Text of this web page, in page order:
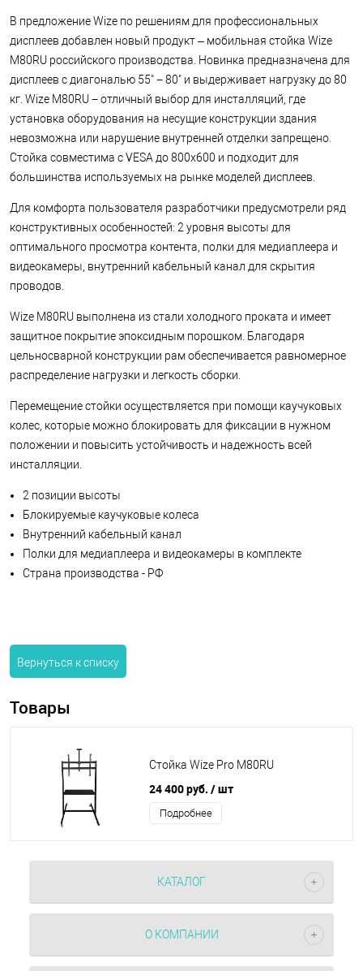
В предложение Wize по решениям для профессиональных
дисплеев добавлен новый продукт – мобильная стойка Wize
M80RU российского производства. Новинка предназначена для
дисплеев с диагональю 55" − 80" и выдерживает нагрузку до 80
кг. Wize M80RU − отличный выбор для инсталляций, где
установка оборудования на несущие конструкции здания
невозможна или нарушение внутренней отделки запрещено.
Стойка совместима с VESA до 800x600 и подходит для
большинства используемых на рынке моделей дисплеев.
Для комфорта пользователя разработчики предусмотрели ряд
конструктивных особенностей: 2 уровня высоты для
оптимального просмотра контента, полки для медиаплеера и
видеокамеры, внутренний кабельный канал для скрытия
проводов.
Wize M80RU выполнена из стали холодного проката и имеет
защитное покрытие эпоксидным порошком. Благодаря
цельносварной конструкции рам обеспечивается равномерное
распределение нагрузки и легкость сборки.
Перемещение стойки осуществляется при помощи каучуковых
колес, которые можно блокировать для фиксации в нужном
положении и повысить устойчивость и надежность всей
инсталляции.
2 позиции высоты
Блокируемые каучуковые колеса
Внутренний кабельный канал
Полки для медиаплеера и видеокамеры в комплекте
Страна производства - РФ
Вернуться к списку
Товары
Стойка Wize Pro M80RU
24 400 руб. / шт
Подробнее
КАТАЛОГ
О КОМПАНИИ